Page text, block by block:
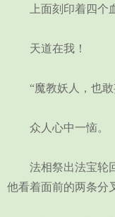
上面刻印着四个
天道在我！
“魔教妖人，也敢
众人心中一恼。
法相祭出法宝轮回
他看着面前的两条分